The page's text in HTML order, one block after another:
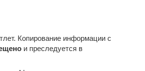
Копирование информации с
и преследуется в